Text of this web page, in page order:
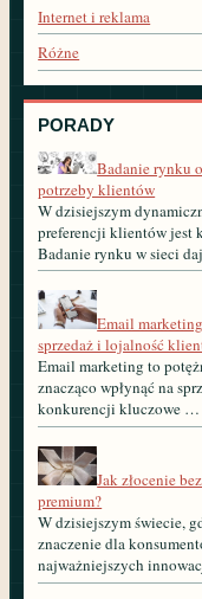
Internet i reklama
Różne
PORADY
Badanie rynku
potrzeby klientów
W dzisiejszym
preferencji klientów jest
Badanie rynku w sieci
Email
sprzedaż i lojalność
Email marketing to
znacząco wpłynąć na
konkurencji kluczowe …
Jak złocenie
premium?
W dzisiejszym świecie,
znaczenie dla
najważniejszych